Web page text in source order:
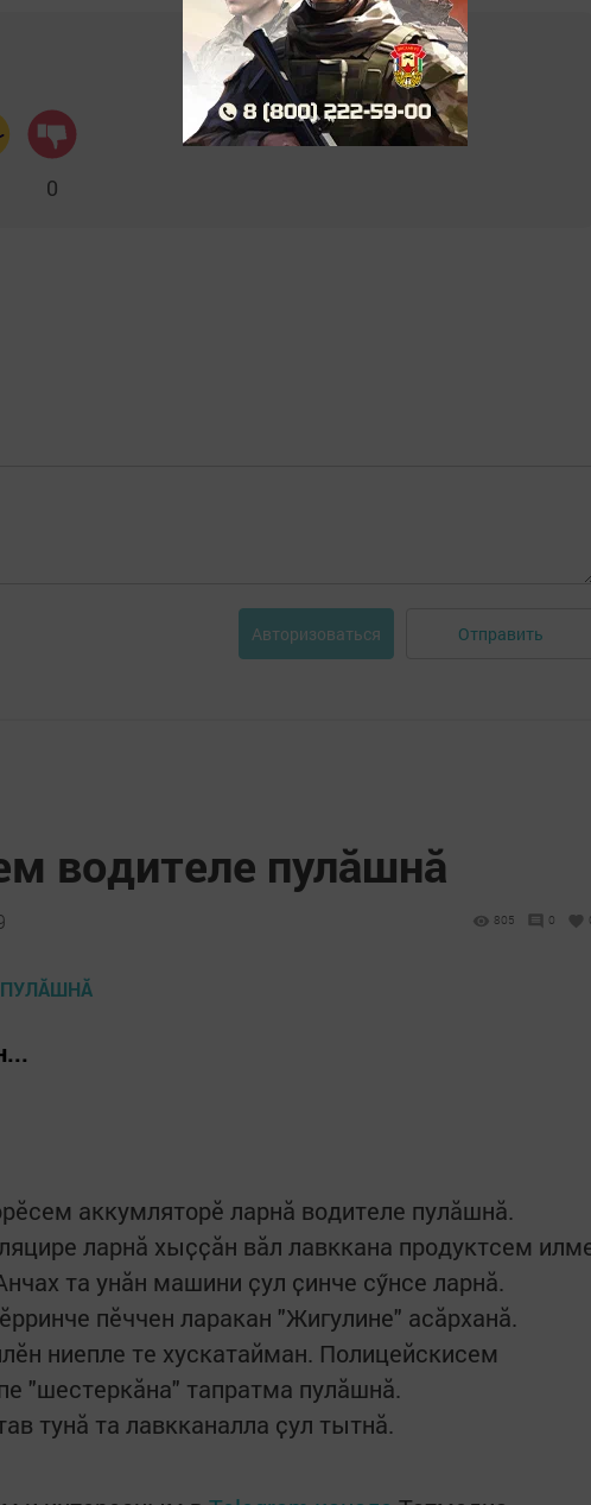
0
Авторизоваться Отправить
водителе пулӑшнӑ
805 0
аккумляторӗ ларнӑ водителе пулӑшнӑ.
ларнӑ хыҫҫӑн вӑл лавккана продуктсем
та унӑн машини ҫул ҫинче сӳнсе ларнӑ.
пӗччен ларакан "Жигулине" асӑрханӑ.
ниепле те хускатайман. Полицейскисем
"шестеркӑна" тапратма пулӑшнӑ.
тунӑ та лавкканалла ҫул тытнӑ.